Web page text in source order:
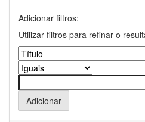
Adicionar filtros:
Utilizar filtros para refinar o